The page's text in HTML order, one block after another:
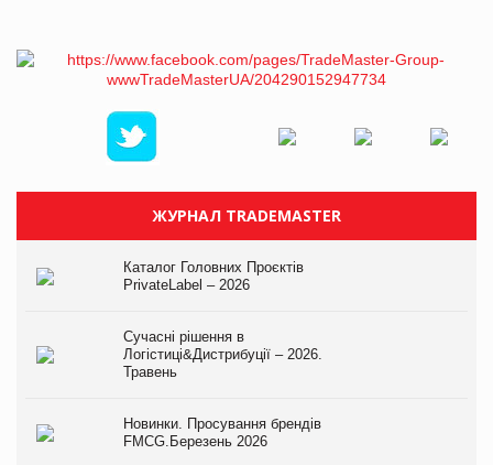
ЖУРНАЛ TRADEMASTER
Каталог Головних Проєктів
PrivateLabel – 2026
Сучасні рішення в
Логістиці&Дистрибуції – 2026.
Травень
Новинки. Просування брендів
FMCG.Березень 2026